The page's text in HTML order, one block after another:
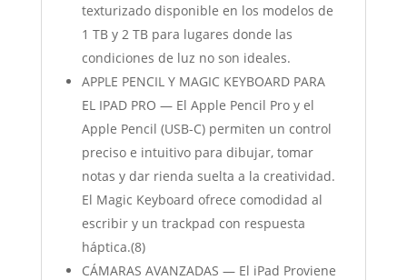
texturizado disponible en los modelos de
1 TB y 2 TB para lugares donde las
condiciones de luz no son ideales.
APPLE PENCIL Y MAGIC KEYBOARD PARA
EL IPAD PRO — El Apple Pencil Pro y el
Apple Pencil (USB-C) permiten un control
preciso e intuitivo para dibujar, tomar
notas y dar rienda suelta a la creatividad.
El Magic Keyboard ofrece comodidad al
escribir y un trackpad con respuesta
háptica.(8)
CÁMARAS AVANZADAS — El iPad Proviene